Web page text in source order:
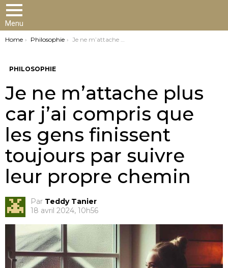
Menu
You are here:
Home Philosophie Je ne m’attache plus car j’ai compris que les gens finissent toujours par suivre leur propre chemin
PHILOSOPHIE
Je ne m’attache plus
car j’ai compris que
les gens finissent
toujours par suivre
leur propre chemin
Par Teddy Tanier
18 avril 2024, 10h56